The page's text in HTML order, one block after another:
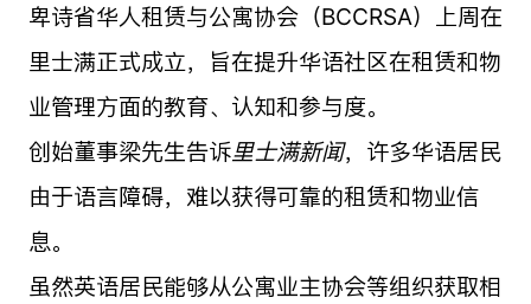
卑诗省华人租赁与公寓协会（BCCRSA）上周在
里士满正式成立，旨在提升华语社区在租赁和物
业管理方面的教育、认知和参与度。
创始董事梁先生告诉里士满新闻，许多华语居民
由于语言障碍，难以获得可靠的租赁和物业信
息。
虽然英语居民能够从公寓业主协会等组织获取相